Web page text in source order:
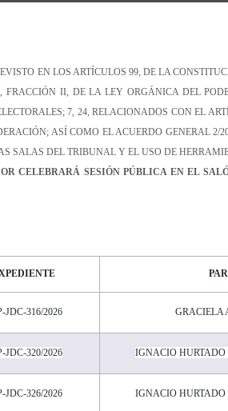
EN LOS ARTÍCULOS 99, DE LA
FRACCIÓN II, DE LA LEY ORGÁNICA DEL
7, 24, RELACIONADOS CON EL
ASÍ COMO EL ACUERDO GENERAL
SALAS DELTRIBUNAL Y EL USO DE
CELEBRARÁ SESIÓNPÚBLICA EN EL
JDC-316/2026 GRACIELA
JDC-320/2026 IGNACIO HURTADO
JDC-326/2026 IGNACIO HURTADO